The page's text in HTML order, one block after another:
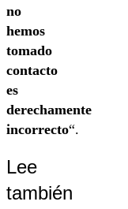
no
hemos
tomado
contacto
es
derechamente
incorrecto“.
Lee
también